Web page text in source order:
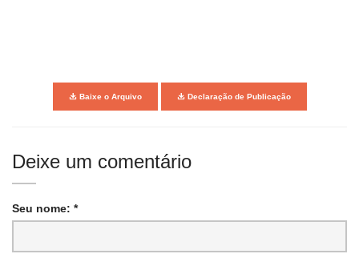
Baixe o Arquivo Declaração de Publicação
Deixe um comentário
Seu nome: *